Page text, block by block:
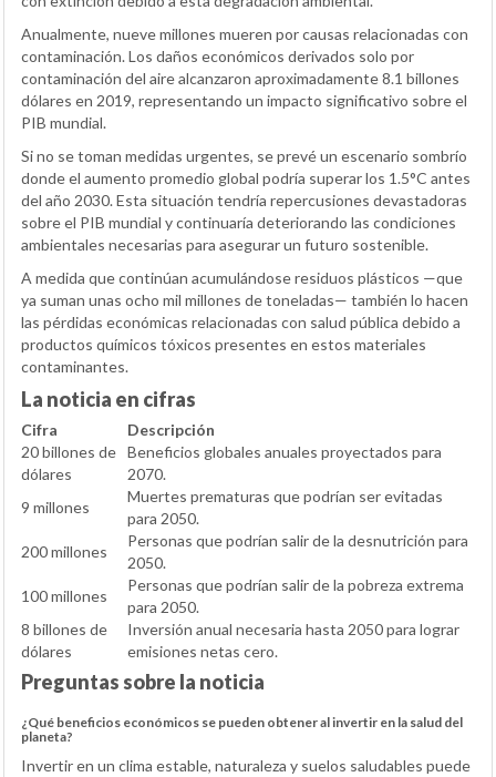
Anualmente, nueve millones mueren por causas relacionadas con
contaminación. Los daños económicos derivados solo por
contaminación del aire alcanzaron aproximadamente 8.1 billones
dólares en 2019, representando un impacto significativo sobre el
PIB mundial.
Si no se toman medidas urgentes, se prevé un escenario sombrío
donde el aumento promedio global podría superar los 1.5°C antes
del año 2030. Esta situación tendría repercusiones devastadoras
sobre el PIB mundial y continuaría deteriorando las condiciones
ambientales necesarias para asegurar un futuro sostenible.
A medida que continúan acumulándose residuos plásticos —que
ya suman unas ocho mil millones de toneladas— también lo hacen
las pérdidas económicas relacionadas con salud pública debido a
productos químicos tóxicos presentes en estos materiales
contaminantes.
La noticia en cifras
Cifra
Descripción
20 billones de
dólares
Beneficios globales anuales proyectados para
2070.
9 millones
Muertes prematuras que podrían ser evitadas
para 2050.
200 millones
Personas que podrían salir de la desnutrición para
2050.
100 millones
Personas que podrían salir de la pobreza extrema
para 2050.
8 billones de
dólares
Inversión anual necesaria hasta 2050 para lograr
emisiones netas cero.
Preguntas sobre la noticia
¿Qué beneficios económicos se pueden obtener al invertir en la salud del
planeta?
Invertir en un clima estable, naturaleza y suelos saludables puede